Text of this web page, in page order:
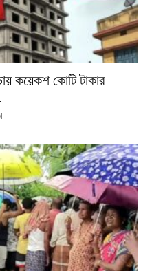
কয়েকশ কোটি টাকার